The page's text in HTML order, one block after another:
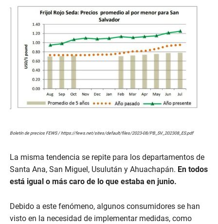
Boletín de precios FEWS / https://fews.net/sites/default/files/2023-08/PB_SV_202308_ES.pdf
La misma tendencia se repite para los departamentos de
Santa Ana, San Miguel, Usulután y Ahuachapán. En todos
está igual o más caro de lo que estaba en junio.
Debido a este fenómeno, algunos consumidores se han
visto en la necesidad de implementar medidas, como